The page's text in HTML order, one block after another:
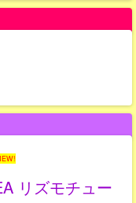
リズモチュー